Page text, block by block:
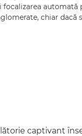
focalizarea automată
chiar dacă
captivant